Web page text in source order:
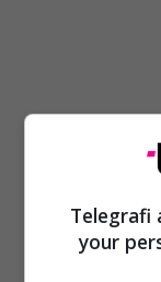
Telegrafi
your